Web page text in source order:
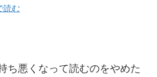
読む
ち悪くなって読むのをやめた